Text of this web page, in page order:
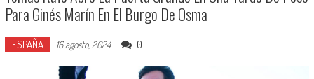
Para Ginés Marín En El Burgo De Osma
ESPAÑA 16 agosto, 2024 0